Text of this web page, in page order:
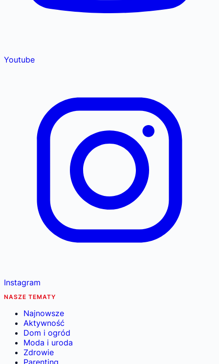
Youtube
Instagram
NASZE TEMATY
Najnowsze
Aktywność
Dom i ogród
Moda i uroda
Zdrowie